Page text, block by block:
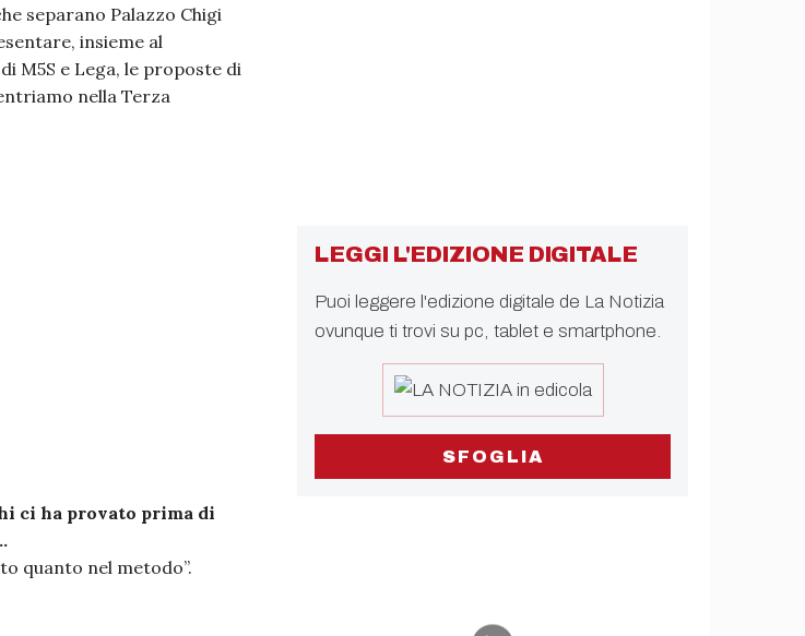
separano Palazzo Chigi
insieme al
M5S e Lega, le proposte di
nella Terza
ci ha provato prima di
quanto nel metodo”.
LEGGI L'EDIZIONE DIGITALE
Puoi leggere l'edizione digitale de La Notizia
ovunque ti trovi su pc, tablet e smartphone.
SFOGLIA